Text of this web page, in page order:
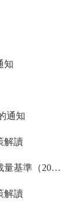
知
通知
解讀
【轉發】浙江省交通運輸廳關于印發《浙江省交通運輸行政處罰裁量基準（2024年版）》的通知
解讀